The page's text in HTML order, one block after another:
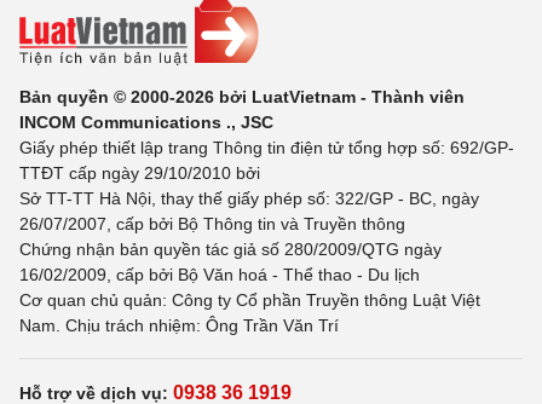
Bản quyền © 2000-2026 bởi LuatVietnam - Thành viên
INCOM Communications ., JSC
Giấy phép thiết lập trang Thông tin điện tử tổng hợp số: 692/GP-
TTĐT cấp ngày 29/10/2010 bởi
Sở TT-TT Hà Nội, thay thế giấy phép số: 322/GP - BC, ngày
26/07/2007, cấp bởi Bộ Thông tin và Truyền thông
Chứng nhận bản quyền tác giả số 280/2009/QTG ngày
16/02/2009, cấp bởi Bộ Văn hoá - Thể thao - Du lịch
Cơ quan chủ quản: Công ty Cổ phần Truyền thông Luật Việt
Nam. Chịu trách nhiệm: Ông Trần Văn Trí
Hỗ trợ về dịch vụ: 0938 36 1919